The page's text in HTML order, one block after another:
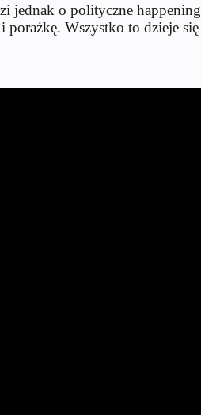
jednak o polityczne
porażkę. Wszystko to dzieje